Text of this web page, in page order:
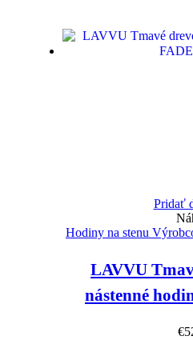
Pridať
Hodiny na stenu
LAVVU
nástenné
€